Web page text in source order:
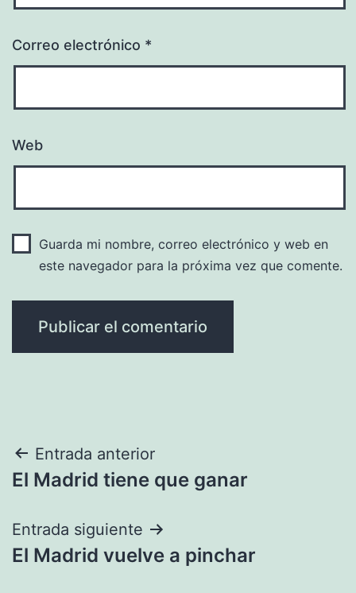
Correo electrónico *
Web
Guarda mi nombre, correo electrónico y web en
este navegador para la próxima vez que comente.
Navegación
de
entradas
Entrada anterior
El Madrid tiene que ganar
Entrada siguiente
El Madrid vuelve a pinchar